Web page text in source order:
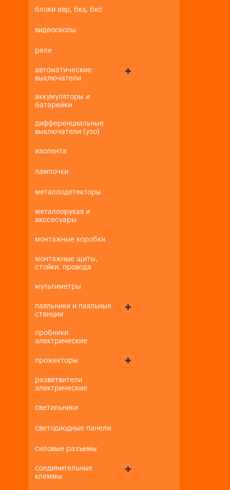
блоки авр, бкз, бкс
видеоскопы
реле
автоматические
выключатели
аккумуляторы и
батарейки
дифференциальные
выключатели (узо)
изолента
лампочки
металлодетекторы
металлорукав и
акссесуары
монтажные коробки
монтажные щиты,
стойки, провода
мультиметры
паяльники и паяльные
станции
пробники
электрические
прожекторы
разветвители
электрические
светильники
светодиодные панели
силовые разъемы
соединительные
клеммы